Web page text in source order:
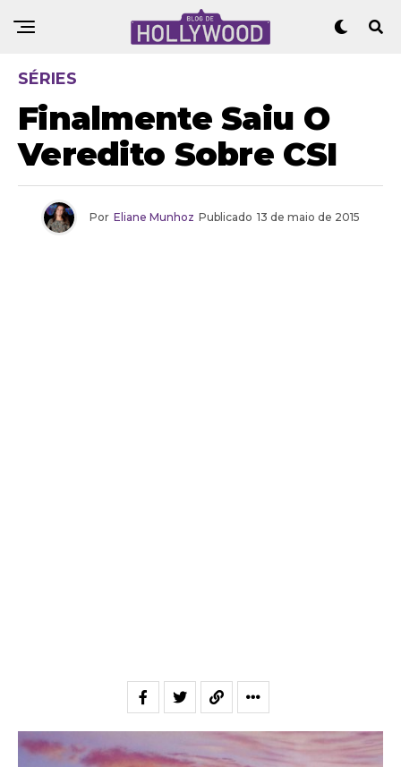
SÉRIES
Finalmente Saiu O
Veredito Sobre CSI
Por Eliane Munhoz Publicado 13 de maio de 2015